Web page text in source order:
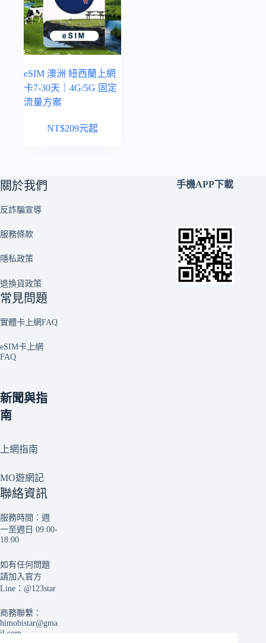
eSIM 澳洲 紐西蘭上網
卡7-30天｜4G/5G 固定
流量方案
NT$209元起
關於我們
反詐騙宣導
服務條款
隱私政策
退換貨政策
常見問題
實體卡上網FAQ
eSIM卡上網
FAQ
新聞與指
南
上網指南
MO遊網記
聯絡資訊
服務時間：週
一至週日 09:00-
18:00
如有任何問題
請加入官方
Line： @123star
商務聯繫：
himobistar@gma
il.com
手機APP下載